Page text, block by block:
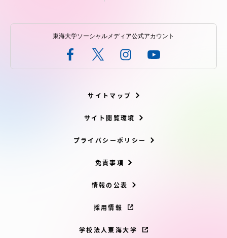
東海大学ソーシャルメディア公式アカウント
サイトマップ
サイト閲覧環境
プライバシーポリシー
免責事項
情報の公表
採用情報
学校法人東海大学